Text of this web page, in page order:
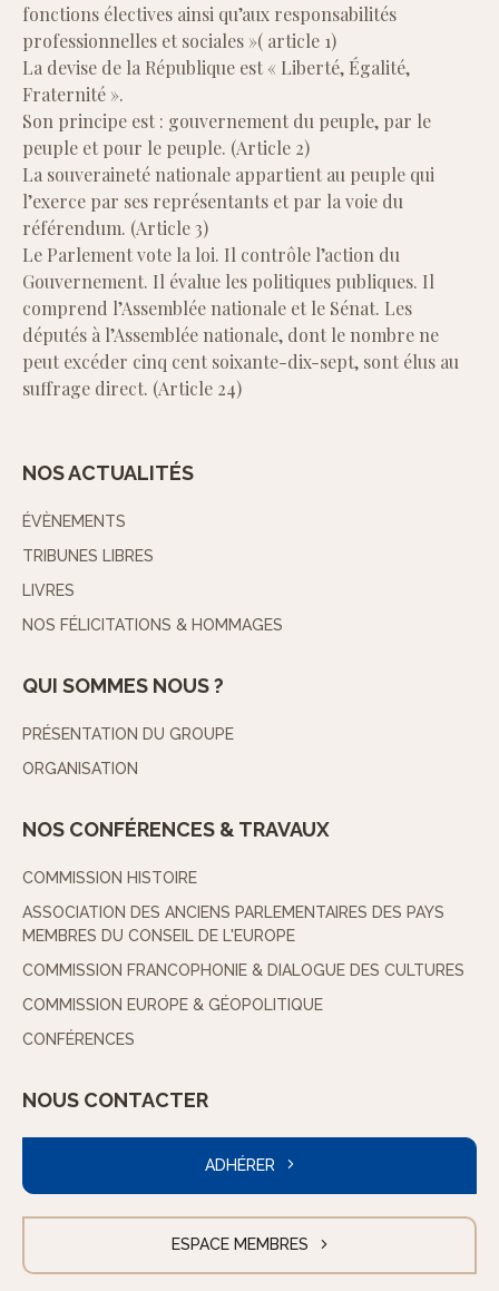
fonctions électives ainsi qu’aux responsabilités
professionnelles et sociales »( article 1)
La devise de la République est « Liberté, Égalité,
Fraternité ».
Son principe est : gouvernement du peuple, par le
peuple et pour le peuple. (Article 2)
La souveraineté nationale appartient au peuple qui
l’exerce par ses représentants et par la voie du
référendum. (Article 3)
Le Parlement vote la loi. Il contrôle l’action du
Gouvernement. Il évalue les politiques publiques. Il
comprend l’Assemblée nationale et le Sénat. Les
députés à l’Assemblée nationale, dont le nombre ne
peut excéder cinq cent soixante-dix-sept, sont élus au
suffrage direct. (Article 24)
NOS ACTUALITÉS
ÉVÈNEMENTS
TRIBUNES LIBRES
LIVRES
NOS FÉLICITATIONS & HOMMAGES
QUI SOMMES NOUS ?
PRÉSENTATION DU GROUPE
ORGANISATION
NOS CONFÉRENCES & TRAVAUX
COMMISSION HISTOIRE
ASSOCIATION DES ANCIENS PARLEMENTAIRES DES PAYS
MEMBRES DU CONSEIL DE L'EUROPE
COMMISSION FRANCOPHONIE & DIALOGUE DES CULTURES
COMMISSION EUROPE & GÉOPOLITIQUE
CONFÉRENCES
NOUS CONTACTER
ADHÉRER
ESPACE MEMBRES